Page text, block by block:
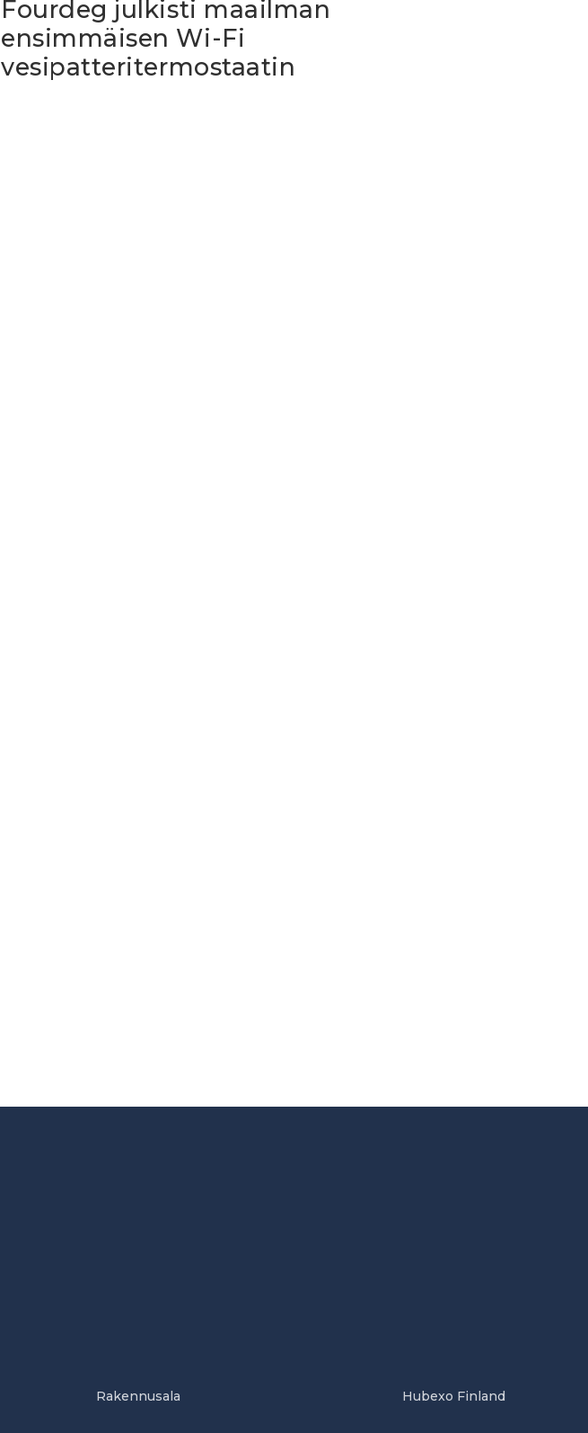
Fourdeg julkisti maailman
ensimmäisen Wi-Fi
vesipatteritermostaatin
Rakennusala Hubexo Finland